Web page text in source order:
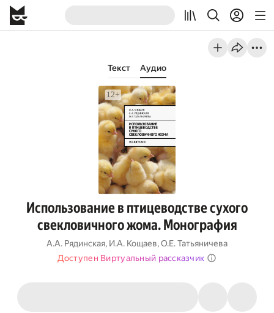
Текст Аудио
Использование в птицеводстве сухого
свекловичного жома. Монография
А.А. Рядинская, И.А. Кощаев,О.Е. Татьяничева
Доступен Виртуальный рассказчик